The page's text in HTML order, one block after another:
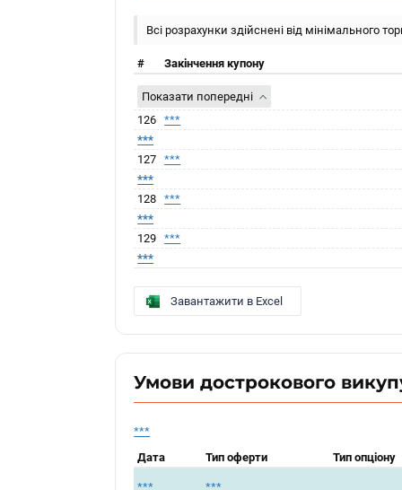
Всі розрахунки здійснені від мінімального
# Закінчення купону
Показати попередні
126
***
***
127
***
***
128
***
***
129
***
***
Завантажити в Excel
Умови дострокового
***
Дата
Тип оферти Тип опціону
*** ***